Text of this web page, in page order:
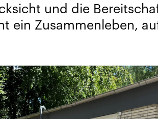
und die
ein Zusammenleben,